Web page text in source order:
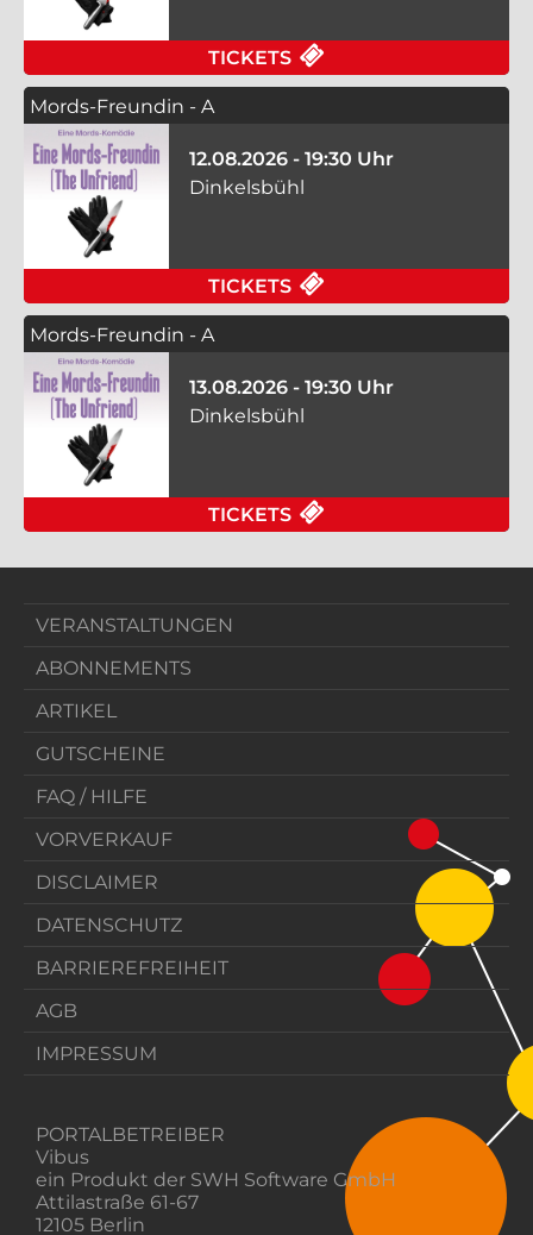
TICKETS
Mords-Freundin - A
12.08.2026 - 19:30 Uhr
Dinkelsbühl
TICKETS
Mords-Freundin - A
13.08.2026 - 19:30 Uhr
Dinkelsbühl
TICKETS
VERANSTALTUNGEN
ABONNEMENTS
ARTIKEL
GUTSCHEINE
FAQ / HILFE
VORVERKAUF
DISCLAIMER
DATENSCHUTZ
BARRIEREFREIHEIT
AGB
IMPRESSUM
PORTALBETREIBER
Vibus
ein Produkt der SWH Software GmbH
Attilastraße 61-67
12105 Berlin